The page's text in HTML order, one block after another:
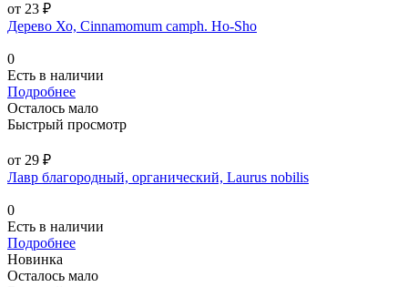
от 23 ₽
Дерево Хо, Cinnamomum camph. Ho-Sho
0
Есть в наличии
Подробнее
Осталось мало
Быстрый просмотр
от 29 ₽
Лавр благородный, органический, Laurus nobilis
0
Есть в наличии
Подробнее
Новинка
Осталось мало